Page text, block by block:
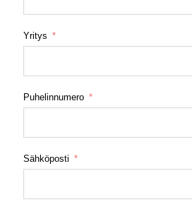
Yritys
Puhelinnumero
Sähköposti